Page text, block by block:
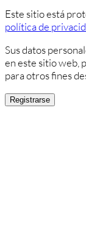
Este sitio está
política de
Sus datos
en este sitio web,
para otros fines
Registrarse